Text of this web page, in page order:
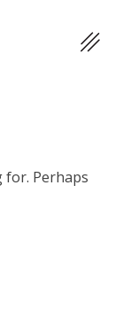
for. Perhaps